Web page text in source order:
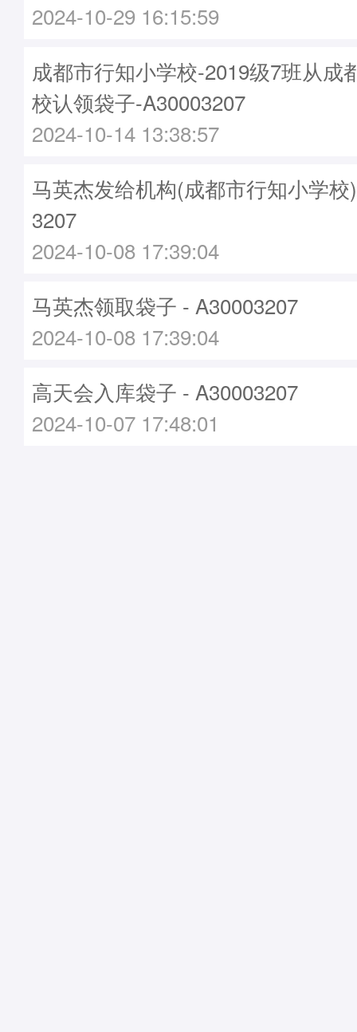
2024-10-29 16:15:59
成都市行知小学校-2019级7班从成
校认领袋子-A30003207
2024-10-14 13:38:57
马英杰发给机构(成都市行知小学
3207
2024-10-08 17:39:04
马英杰领取袋子 - A30003207
2024-10-08 17:39:04
高天会入库袋子 - A30003207
2024-10-07 17:48:01